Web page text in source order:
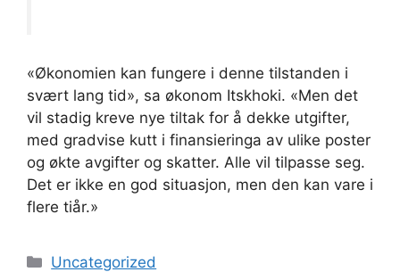
«Økonomien kan fungere i denne tilstanden i
svært lang tid», sa økonom Itskhoki. «Men det
vil stadig kreve nye tiltak for å dekke utgifter,
med gradvise kutt i finansieringa av ulike poster
og økte avgifter og skatter. Alle vil tilpasse seg.
Det er ikke en god situasjon, men den kan vare i
flere tiår.»
Kategorier
Uncategorized